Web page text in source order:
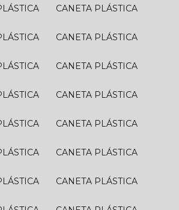
CANETA PLÁSTICA
CANETA PLÁSTICA
CANETA PLÁSTICA
CANETA PLÁSTICA
CANETA PLÁSTICA
CANETA PLÁSTICA
CANETA PLÁSTICA